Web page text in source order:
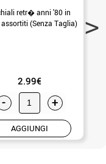
retr� anni '80 in
(Senza Taglia)
2.99€
- +
AGGIUNGI